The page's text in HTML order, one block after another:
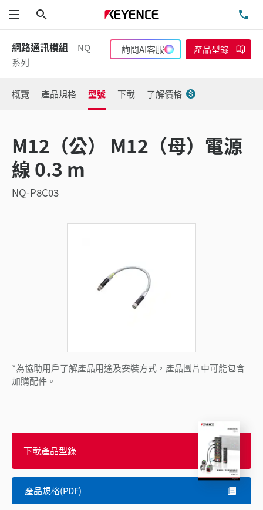
功能表
網路通訊模組
NQ
系列
詢問AI客服 產品型錄
概覽 產品規格 型號 下載 了解價格
M12（公） M12（母）電源
線 0.3 m
NQ-P8C03
*為協助用戶了解產品用途及安裝方式，產品圖片中可能包含
加購配件。
下載產品型錄
產品規格(PDF)